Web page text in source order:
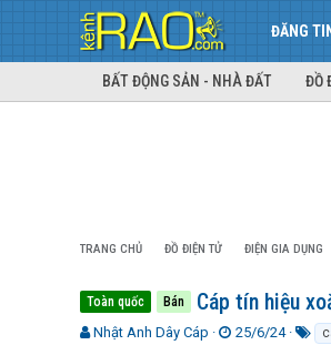
ĐĂNG TIN
BẤT ĐỘNG SẢN - NHÀ ĐẤT ĐỒ
TRANG CHỦ ĐỒ ĐIỆN TỬ ĐIỆN GIA DỤNG
Toàn quốc Bán Cáp tín hiệu
T
Nhật Anh Dây Cáp
N
25/6/24